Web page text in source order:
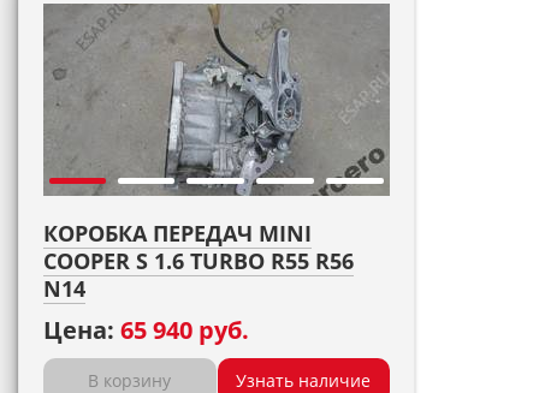
КОРОБКА ПЕРЕДАЧ MINI
COOPER S 1.6 TURBO R55 R56
N14
Цена: 65 940 руб.
В корзину Узнать наличие